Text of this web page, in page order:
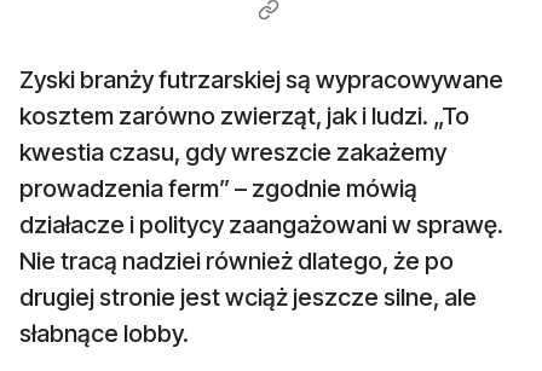
Zyski branży futrzarskiej są wypracowywane
kosztem zarówno zwierząt, jak i ludzi. „To
kwestia czasu, gdy wreszcie zakażemy
prowadzenia ferm” – zgodnie mówią
działacze i politycy zaangażowani w sprawę.
Nie tracą nadziei również dlatego, że po
drugiej stronie jest wciąż jeszcze silne, ale
słabnące lobby.